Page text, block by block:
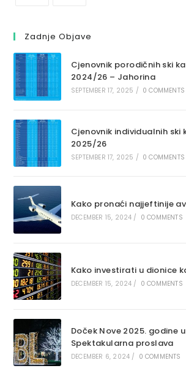
Zadnje Objave
Cjenovnik porodičnih ski
2024/26 – Jahorina
SEPTEMBER 17, 2025 / 0 COMMENTS
Cjenovnik individualnih ski
2025/26
SEPTEMBER 17, 2025 / 0 COMMENTS
Kako pronaći najjeftinije
DECEMBER 15, 2024 / 0 COMMENTS
Kako investirati u dionice
DECEMBER 15, 2024 / 0 COMMENTS
Doček Nove 2025. godine
Spektakularna proslava
DECEMBER 6, 2024 / 0 COMMENTS